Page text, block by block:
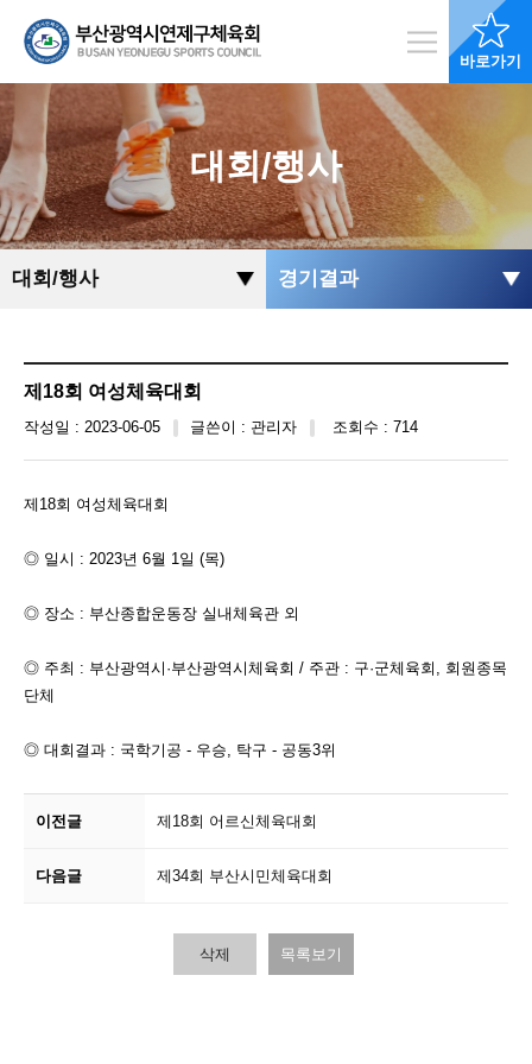
바로가기
대회/행사
대회/행사 경기결과
제18회 여성체육대회
작성일 : 2023-06-05 글쓴이 : 관리자 조회수 : 714
제18회 여성체육대회
◎ 일시 : 2023년 6월 1일 (목)
◎ 장소 : 부산종합운동장 실내체육관 외
◎ 주최 : 부산광역시·부산광역시체육회 / 주관 : 구·군체육회, 회원종목
단체
◎ 대회결과 : 국학기공 - 우승, 탁구 - 공동3위
이전글 제18회 어르신체육대회
다음글 제34회 부산시민체육대회
삭제 목록보기